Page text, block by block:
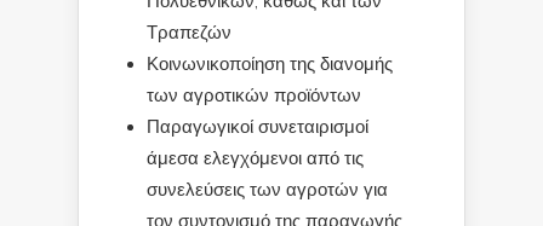
Τραπεζών
Κοινωνικοποίηση της διανομής
των αγροτικών προϊόντων
Παραγωγικοί συνεταιρισμοί
άμεσα ελεγχόμενοι από τις
συνελεύσεις των αγροτών για
τον συντονισμό της παραγωγής